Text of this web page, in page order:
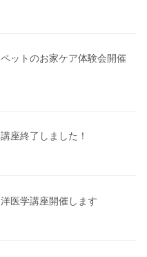
ットのお家ケア体験会開催
座終了しました！
医学講座開催します